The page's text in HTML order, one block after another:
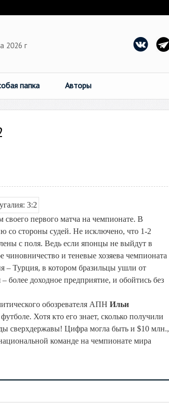
2026 г
папка Авторы
первого матча на чемпионате. В
со стороны судей. Не исключено, что 1-2
с поля. Ведь если японцы не выйдут в
и теневые хозяева чемпионата
– Турция, в котором бразильцы ушли от
более доходное предприятие, и обойтись без
обозревателя АПН Ильи
Хотя кто его знает, сколько получили
сверхдержавы! Цифра могла быть и $10 млн.,
команде на чемпионате мира